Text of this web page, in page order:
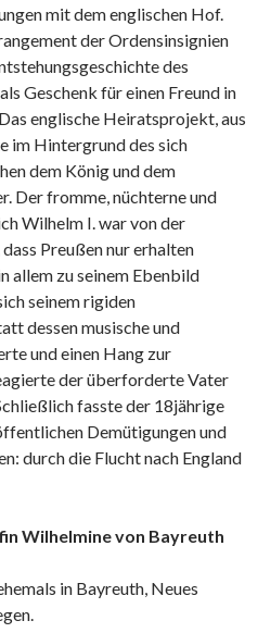
mit dem englischen Hof.
der Ordensinsignien
des
Geschenk für einen Freund in
englische Heiratsprojekt, aus
im Hintergrund des sich
dem König und dem
Der fromme, nüchterne und
Wilhelm I. war von der
Preußen nur erhalten
allem zu seinem Ebenbild
seinem rigiden
dessen musische und
und einen Hang zur
der überforderte Vater
fasste der 18jährige
Demütigungen und
durch die Flucht nach England
Wilhelmine von Bayreuth
in Bayreuth, Neues